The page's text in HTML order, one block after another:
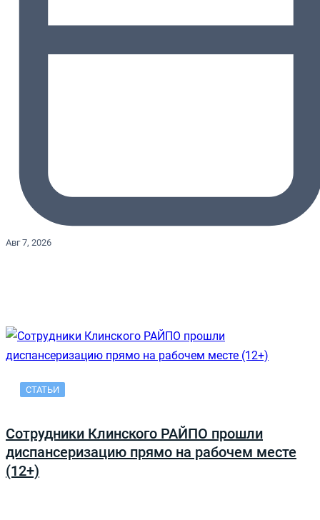
Авг 7, 2026
СТАТЬИ
Сотрудники Клинского РАЙПО прошли
диспансеризацию прямо на рабочем месте
(12+)